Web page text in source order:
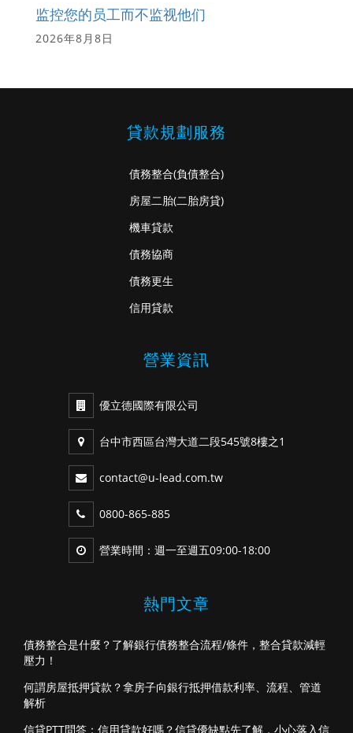
监控您的员工而不监视他们
2026年8月8日
貸款規劃服務
債務整合(負債整合)
房屋二胎(二胎房貸)
機車貸款
債務協商
債務更生
信用貸款
營業資訊
優立德國際有限公司
台中市西區台灣大道二段545號8樓之1
contact@u-lead.com.tw
0800-865-885
營業時間：週一至週五09:00-18:00
熱門文章
債務整合是什麼？了解銀行債務整合流程/條件，整合貸款減輕
壓力！
何謂房屋抵押貸款？拿房子向銀行抵押借款利率、流程、管道
解析
信貸PTT問答：信用貸款好嗎？信貸優缺點先了解，小心落入信